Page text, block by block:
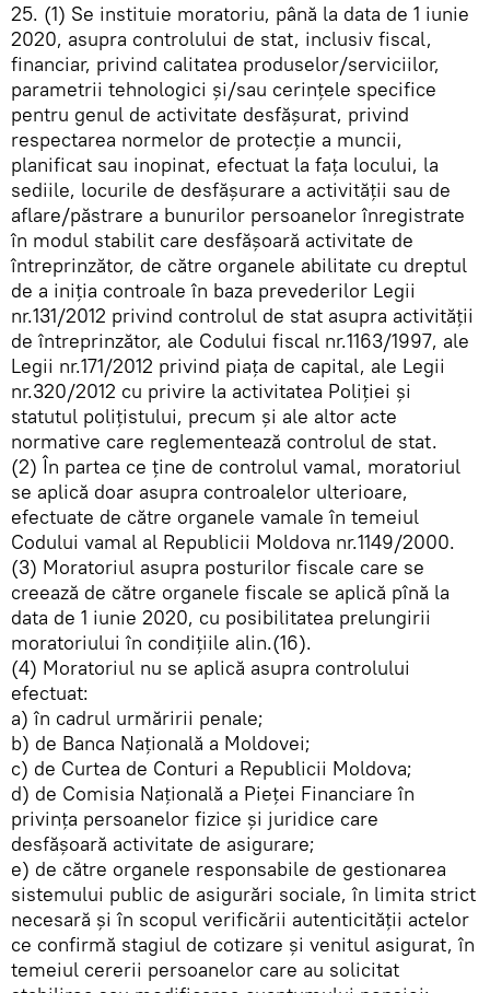
25. (1) Se instituie moratoriu, până la data de 1 iunie
2020, asupra controlului de stat, inclusiv fiscal,
financiar, privind calitatea produselor/serviciilor,
parametrii tehnologici şi/sau cerinţele specifice
pentru genul de activitate desfăşurat, privind
respectarea normelor de protecţie a muncii,
planificat sau inopinat, efectuat la faţa locului, la
sediile, locurile de desfăşurare a activităţii sau de
aflare/păstrare a bunurilor persoanelor înregistrate
în modul stabilit care desfăşoară activitate de
întreprinzător, de către organele abilitate cu dreptul
de a iniţia controale în baza prevederilor Legii
nr.131/2012 privind controlul de stat asupra activităţii
de întreprinzător, ale Codului fiscal nr.1163/1997, ale
Legii nr.171/2012 privind piaţa de capital, ale Legii
nr.320/2012 cu privire la activitatea Poliţiei şi
statutul poliţistului, precum şi ale altor acte
normative care reglementează controlul de stat.
(2) În partea ce ţine de controlul vamal, moratoriul
se aplică doar asupra controalelor ulterioare,
efectuate de către organele vamale în temeiul
Codului vamal al Republicii Moldova nr.1149/2000.
(3) Moratoriul asupra posturilor fiscale care se
creează de către organele fiscale se aplică pînă la
data de 1 iunie 2020, cu posibilitatea prelungirii
moratoriului în condiţiile alin.(16).
(4) Moratoriul nu se aplică asupra controlului
efectuat:
a) în cadrul urmăririi penale;
b) de Banca Naţională a Moldovei;
c) de Curtea de Conturi a Republicii Moldova;
d) de Comisia Naţională a Pieţei Financiare în
privinţa persoanelor fizice şi juridice care
desfăşoară activitate de asigurare;
e) de către organele responsabile de gestionarea
sistemului public de asigurări sociale, în limita strict
necesară şi în scopul verificării autenticităţii actelor
ce confirmă stagiul de cotizare şi venitul asigurat, în
temeiul cererii persoanelor care au solicitat